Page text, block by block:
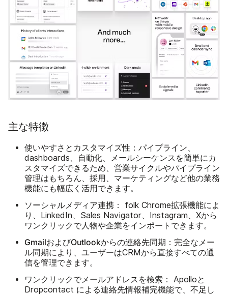
主な特徴
使いやすさとカスタマイズ性： パイプライン、
dashboards、自動化、メールシーケンスを簡単にカ
スタマイズできるため、営業サイクルやパイプライン
管理はもちろん、採用、マーケティングなど他の業務
機能にも幅広く活用できます。
ソーシャルメディア連携：
folk Chrome拡張機能によ
り、LinkedIn、Sales Navigator、Instagram、Xから
ワンクリックで人物や企業をインポートできます。
GmailおよびOutlookからの連絡先同期： 完全なメー
ル同期により、ユーザーはCRMから直接すべての通
信を管理できます。
ワンクリックでメールアドレスを検索：
Apolloと
Dropcontact による連絡先情報補完機能で、不足し